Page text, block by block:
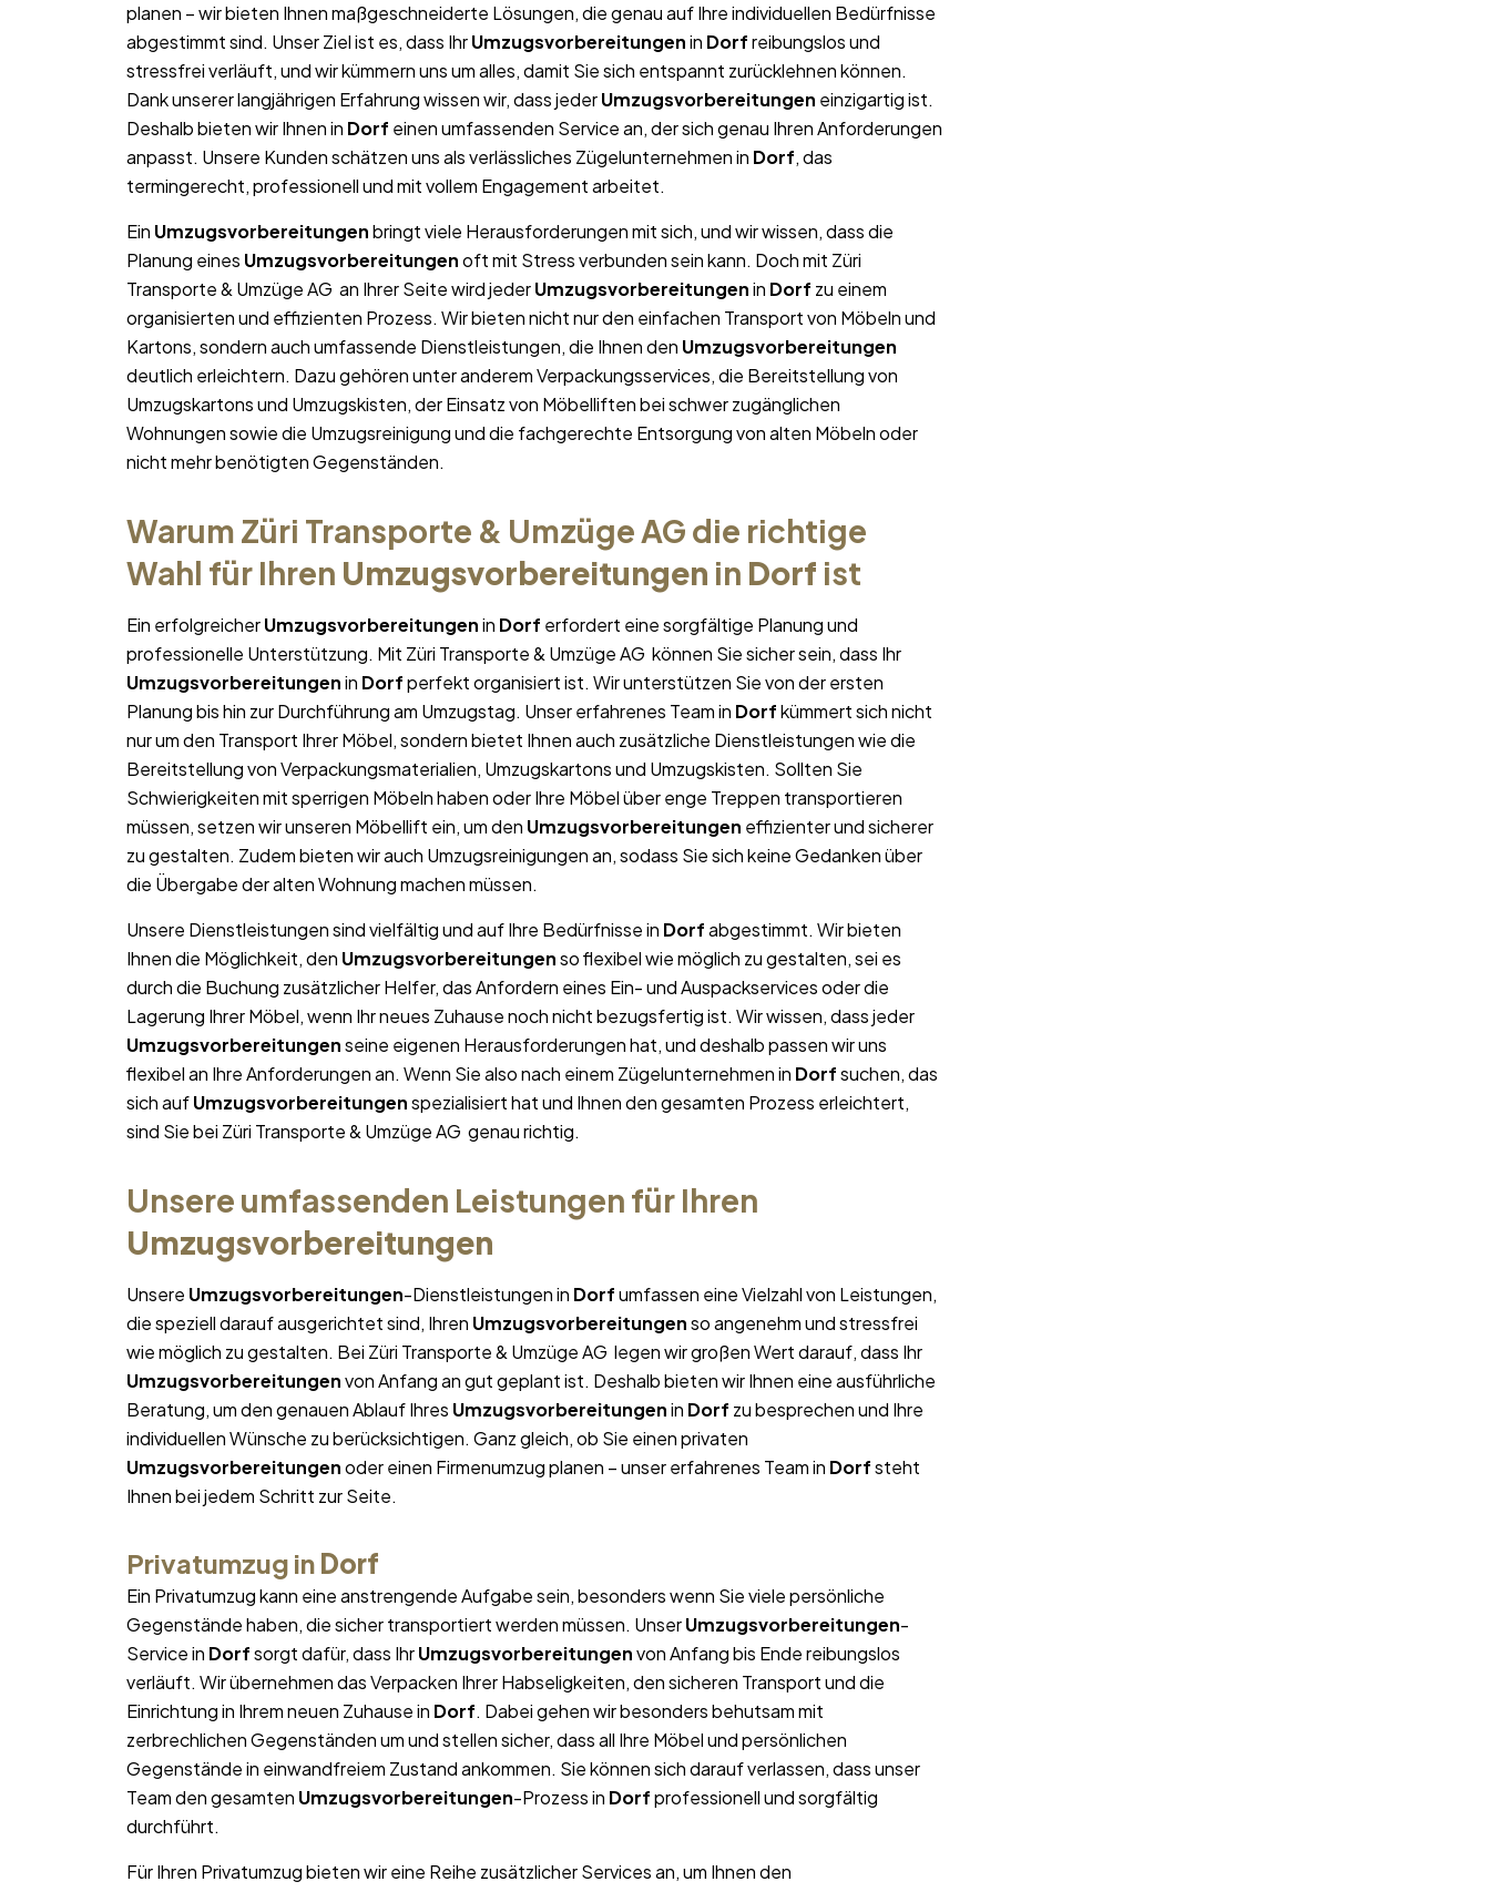
planen – wir bieten Ihnen maßgeschneiderte Lösungen, die genau auf Ihre individuellen Bedürfnisse
abgestimmt sind. Unser Ziel ist es, dass IhrUmzugsvorbereitungenin Dorfreibungslos und
stressfrei verläuft, und wir kümmern uns um alles, damit Sie sich entspannt zurücklehnen können.
Dank unserer langjährigen Erfahrung wissen wir, dass jederUmzugsvorbereitungen einzigartig ist.
Deshalb bieten wir Ihnen in Dorf einen umfassenden Service an, der sich genau Ihren Anforderungen
anpasst. Unsere Kunden schätzen uns als verlässliches Zügelunternehmen in Dorf, das
termingerecht, professionell und mit vollem Engagement arbeitet.
Ein Umzugsvorbereitungenbringt viele Herausforderungen mit sich, und wir wissen, dass die
Planung eines Umzugsvorbereitungenoft mit Stress verbunden sein kann. Doch mit Züri
Transporte & Umzüge AG an Ihrer Seite wird jederUmzugsvorbereitungenin Dorf zu einem
organisierten und effizienten Prozess. Wir bieten nicht nur den einfachen Transport von Möbeln und
Kartons, sondern auch umfassende Dienstleistungen, die Ihnen den Umzugsvorbereitungen
deutlich erleichtern. Dazu gehören unter anderem Verpackungsservices, die Bereitstellung von
Umzugskartons und Umzugskisten, der Einsatz von Möbelliften bei schwer zugänglichen
Wohnungen sowie die Umzugsreinigung und die fachgerechte Entsorgung von alten Möbeln oder
nicht mehr benötigten Gegenständen.
Warum Züri Transporte & Umzüge AG die richtige
Wahl für Ihren Umzugsvorbereitungen in Dorf ist
Ein erfolgreicherUmzugsvorbereitungenin Dorf erfordert eine sorgfältige Planung und
professionelle Unterstützung. Mit Züri Transporte & Umzüge AG können Sie sicher sein, dass Ihr
Umzugsvorbereitungenin Dorfperfekt organisiert ist. Wir unterstützen Sie von der ersten
Planung bis hin zur Durchführung am Umzugstag. Unser erfahrenes Team in Dorfkümmert sich nicht
nur um den Transport Ihrer Möbel, sondern bietet Ihnen auch zusätzliche Dienstleistungen wie die
Bereitstellung von Verpackungsmaterialien, Umzugskartons und Umzugskisten. Sollten Sie
Schwierigkeiten mit sperrigen Möbeln haben oder Ihre Möbel über enge Treppen transportieren
müssen, setzen wir unseren Möbellift ein, um den Umzugsvorbereitungen effizienter und sicherer
zu gestalten. Zudem bieten wir auch Umzugsreinigungen an, sodass Sie sich keine Gedanken über
die Übergabe der alten Wohnung machen müssen.
Unsere Dienstleistungen sind vielfältig und auf Ihre Bedürfnisse in Dorfabgestimmt. Wir bieten
Ihnen die Möglichkeit, den Umzugsvorbereitungenso flexibel wie möglich zu gestalten, sei es
durch die Buchung zusätzlicher Helfer, das Anfordern eines Ein- und Auspackservices oder die
Lagerung Ihrer Möbel, wenn Ihr neues Zuhause noch nicht bezugsfertig ist. Wir wissen, dass jeder
Umzugsvorbereitungenseine eigenen Herausforderungen hat, und deshalb passen wir uns
flexibel an Ihre Anforderungen an. Wenn Sie also nach einem Zügelunternehmen in Dorfsuchen, das
sich aufUmzugsvorbereitungenspezialisiert hat und Ihnen den gesamten Prozess erleichtert,
sind Sie bei Züri Transporte & Umzüge AG genau richtig.
Unsere umfassenden Leistungen für Ihren
Umzugsvorbereitungen
Unsere Umzugsvorbereitungen-Dienstleistungen in Dorfumfassen eine Vielzahl von Leistungen,
die speziell darauf ausgerichtet sind, Ihren Umzugsvorbereitungenso angenehm und stressfrei
wie möglich zu gestalten. Bei Züri Transporte & Umzüge AG legen wir großen Wert darauf, dass Ihr
Umzugsvorbereitungenvon Anfang an gut geplant ist. Deshalb bieten wir Ihnen eine ausführliche
Beratung, um den genauen Ablauf Ihres Umzugsvorbereitungenin Dorf zu besprechen und Ihre
individuellen Wünsche zu berücksichtigen. Ganz gleich, ob Sie einen privaten
Umzugsvorbereitungenoder einen Firmenumzug planen – unser erfahrenes Team in Dorfsteht
Ihnen bei jedem Schritt zur Seite.
Privatumzug in Dorf
Ein Privatumzug kann eine anstrengende Aufgabe sein, besonders wenn Sie viele persönliche
Gegenstände haben, die sicher transportiert werden müssen. UnserUmzugsvorbereitungen-
Service in Dorfsorgt dafür, dass IhrUmzugsvorbereitungenvon Anfang bis Ende reibungslos
verläuft. Wir übernehmen das Verpacken Ihrer Habseligkeiten, den sicheren Transport und die
Einrichtung in Ihrem neuen Zuhause in Dorf. Dabei gehen wir besonders behutsam mit
zerbrechlichen Gegenständen um und stellen sicher, dass all Ihre Möbel und persönlichen
Gegenstände in einwandfreiem Zustand ankommen. Sie können sich darauf verlassen, dass unser
Team den gesamten Umzugsvorbereitungen-Prozess in Dorfprofessionell und sorgfältig
durchführt.
Für Ihren Privatumzug bieten wir eine Reihe zusätzlicher Services an, um Ihnen den